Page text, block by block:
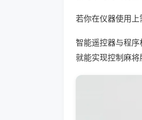
若你在仪器使用
智能遥控器与程
就能实现控制麻将